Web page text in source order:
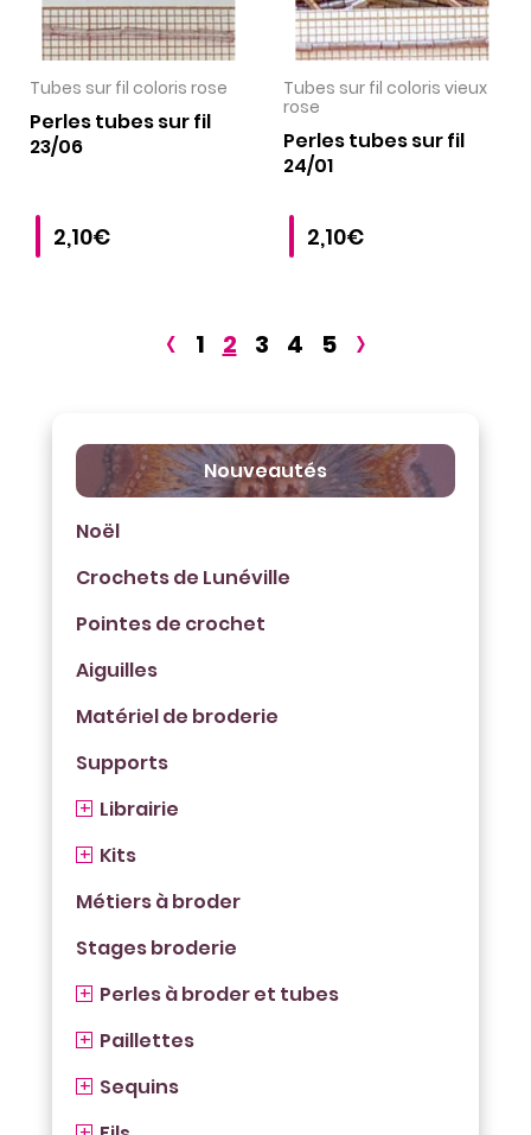
VOIR LE PRODUIT
Tubes sur fil coloris rose
Perles tubes sur fil
23/06
2,10€
VOIR LE PRODUIT
Tubes sur fil coloris vieux
rose
Perles tubes sur fil
24/01
2,10€
‹ 1 2 3 4 5 ›
Nouveautés
Noël
Crochets de Lunéville
Pointes de crochet
Aiguilles
Matériel de broderie
Supports
Librairie
Kits
Métiers à broder
Stages broderie
Perles à broder et tubes
Paillettes
Sequins